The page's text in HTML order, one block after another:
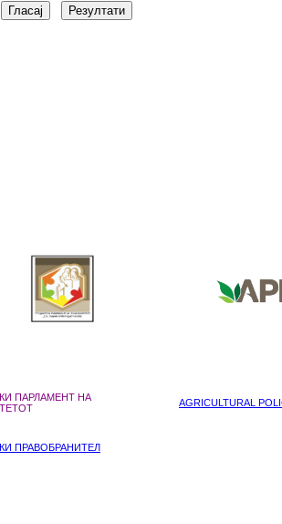
ПАРЛАМЕНТ НА
AGRICULTURAL
ПРАВОБРАНИТЕЛ